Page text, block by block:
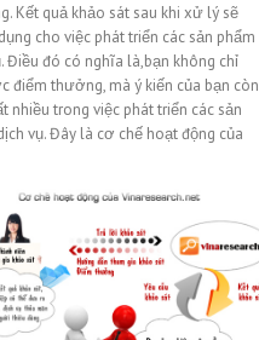
Kết quả khảo sát sau khi xử lý sẽ
cho việc phát triển các sản phẩm
Điều đó có nghĩa là,bạn không chỉ
điểm thưởng, mà ý kiến của bạn còn
nhiều trong việc phát triển các sản
vụ. Đây là cơ chế hoạt động của